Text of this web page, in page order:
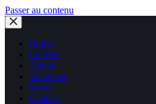
Passer au contenu
Home
Projects
About
Volunteer
News
Contact